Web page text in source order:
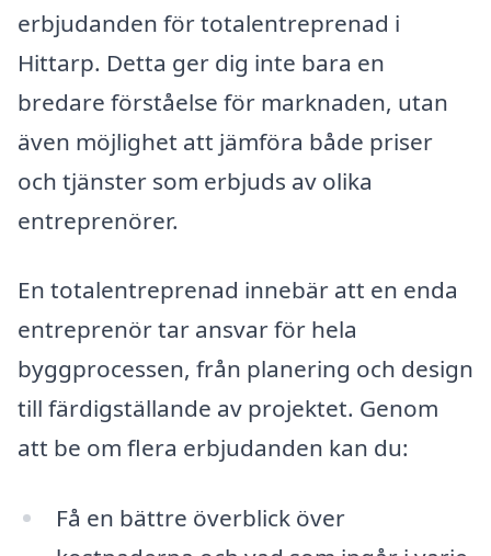
erbjudanden för totalentreprenad i
Hittarp. Detta ger dig inte bara en
bredare förståelse för marknaden, utan
även möjlighet att jämföra både priser
och tjänster som erbjuds av olika
entreprenörer.
En totalentreprenad innebär att en enda
entreprenör tar ansvar för hela
byggprocessen, från planering och design
till färdigställande av projektet. Genom
att be om flera erbjudanden kan du:
Få en bättre överblick över